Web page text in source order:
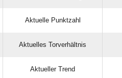
Aktuelle Punktzahl
Aktuelles Torverhältnis
Aktueller Trend